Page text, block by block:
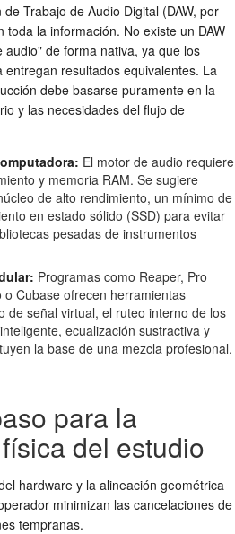
Trabajo de Audio Digital (DAW, por
la información. No existe un DAW
de forma nativa, ya que los
resultados equivalentes. La
debe basarse puramente en la
y las necesidades del flujo de
El motor de audio requiere
y memoria RAM. Se sugiere
de alto rendimiento, un mínimo de
en estado sólido (SSD) para evitar
pesadas de instrumentos
Programas como Reaper, Pro
Cubase ofrecen herramientas
de señal virtual, el ruteo interno de los
ecualización sustractiva y
la base de una mezcla profesional.
para la
del estudio
hardware y la alineación geométrica
minimizan las cancelaciones de
tempranas.